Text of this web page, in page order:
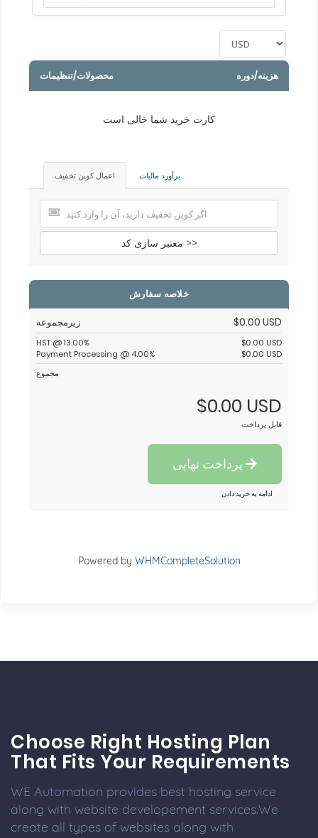
محصولات/تنظیمات هزینه/دوره
کارت خرید شما خالی است
اعمال کوپن تخفیف برآورد مالیات
معتبر سازی کد >>
خلاصه سفارش
زیرمجموعه $0.00 USD
HST @ 13.00%
$0.00 USD
Payment Processing @ 4.00%
$0.00 USD
مجموع
$0.00 USD
قابل پرداخت
ادامه به خرید دادن
Powered by WHMCompleteSolution
Choose Right Hosting Plan
That Fits Your Requirements
WE Automation provides best hosting service
along with website developement services.We
create all types of websites along with